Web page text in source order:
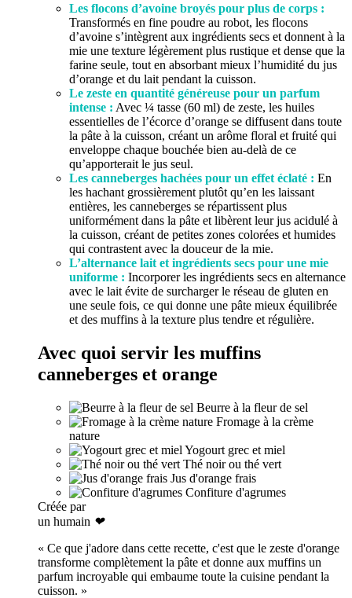
Les flocons d’avoine broyés pour plus de corps :
Transformés en fine poudre au robot, les flocons
d’avoine s’intègrent aux ingrédients secs et donnent à la
mie une texture légèrement plus rustique et dense que la
farine seule, tout en absorbant mieux l’humidité du jus
d’orange et du lait pendant la cuisson.
Le zeste en quantité généreuse pour un parfum
intense : Avec ¼ tasse (60 ml) de zeste, les huiles
essentielles de l’écorce d’orange se diffusent dans toute
la pâte à la cuisson, créant un arôme floral et fruité qui
enveloppe chaque bouchée bien au-delà de ce
qu’apporterait le jus seul.
Les canneberges hachées pour un effet éclaté : En
les hachant grossièrement plutôt qu’en les laissant
entières, les canneberges se répartissent plus
uniformément dans la pâte et libèrent leur jus acidulé à
la cuisson, créant de petites zones colorées et humides
qui contrastent avec la douceur de la mie.
L’alternance lait et ingrédients secs pour une mie
uniforme : Incorporer les ingrédients secs en alternance
avec le lait évite de surcharger le réseau de gluten en
une seule fois, ce qui donne une pâte mieux équilibrée
et des muffins à la texture plus tendre et régulière.
Avec quoi servir les muffins
canneberges et orange
Beurre à la fleur de sel
Fromage à la crème
nature
Yogourt grec et miel
Thé noir ou thé vert
Jus d'orange frais
Confiture d'agrumes
Créée par
un humain ❤
« Ce que j'adore dans cette recette, c'est que le zeste d'orange
transforme complètement la pâte et donne aux muffins un
parfum incroyable qui embaume toute la cuisine pendant la
cuisson. »